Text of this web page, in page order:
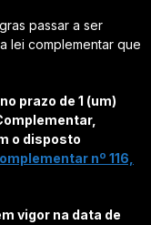
passar a ser
lei complementar que
prazo de 1 (um)
o disposto
nº 116,
vigor na data de